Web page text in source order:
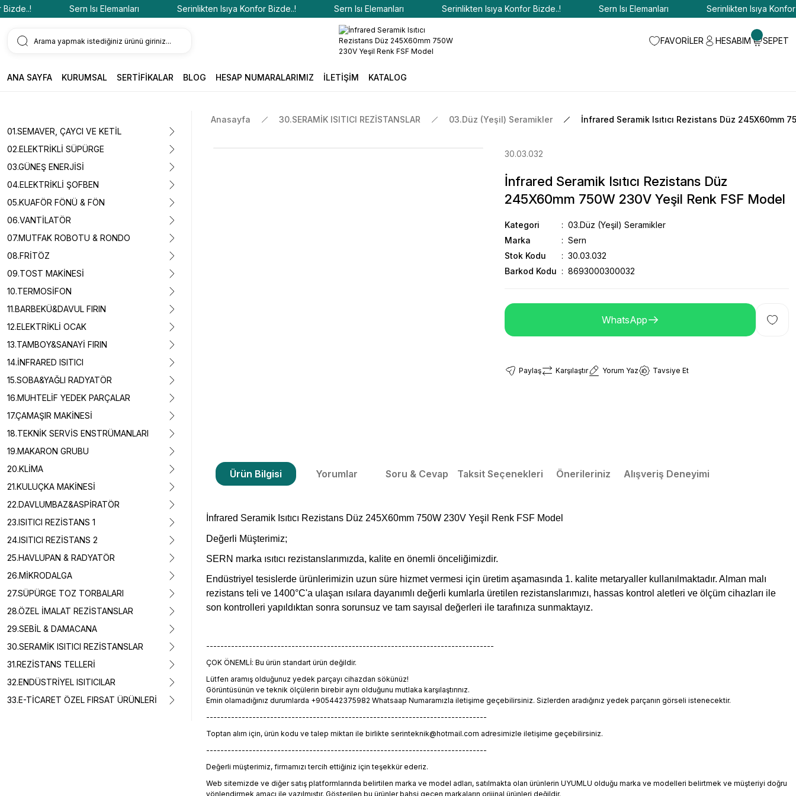
Sern Isı Elemanları Serinlikten Isıya Konfor Bizde..! Sern Isı Elemanları Serinlikten Isıya Konfor Bizde..! Sern Isı Elemanları Serinlikten Isıya Konfor Bizde..!
FAVORİLER HESABIM SEPET
ANA SAYFA KURUMSAL SERTİFİKALAR BLOG HESAP NUMARALARIMIZ İLETİŞİM KATALOG
01.SEMAVER, ÇAYCI VE KETİL
02.ELEKTRİKLİ SÜPÜRGE
03.GÜNEŞ ENERJİSİ
04.ELEKTRİKLİ ŞOFBEN
05.KUAFÖR FÖNÜ & FÖN
06.VANTİLATÖR
07.MUTFAK ROBOTU & RONDO
08.FRİTÖZ
09.TOST MAKİNESİ
10.TERMOSİFON
11.BARBEKÜ&DAVUL FIRIN
12.ELEKTRİKLİ OCAK
13.TAMBOY&SANAYİ FIRIN
14.İNFRARED ISITICI
15.SOBA&YAĞLI RADYATÖR
16.MUHTELİF YEDEK PARÇALAR
17.ÇAMAŞIR MAKİNESİ
18.TEKNİK SERVİS ENSTRÜMANLARI
19.MAKARON GRUBU
20.KLİMA
21.KULUÇKA MAKİNESİ
22.DAVLUMBAZ&ASPİRATÖR
23.ISITICI REZİSTANS 1
24.ISITICI REZİSTANS 2
25.HAVLUPAN & RADYATÖR
26.MİKRODALGA
27.SÜPÜRGE TOZ TORBALARI
28.ÖZEL İMALAT REZİSTANSLAR
29.SEBİL & DAMACANA
30.SERAMİK ISITICI REZİSTANSLAR
31.REZİSTANS TELLERİ
32.ENDÜSTRİYEL ISITICILAR
33.E-TİCARET ÖZEL FIRSAT ÜRÜNLERİ
Anasayfa 30.SERAMİK ISITICI REZİSTANSLAR 03.Düz (Yeşil) Seramikler İnfrared Seramik Isıtıcı Rezistans Düz 245X60mm
30.03.032
İnfrared Seramik Isıtıcı Rezistans Düz
245X60mm 750W 230V Yeşil Renk FSF Model
Kategori
03.Düz (Yeşil) Seramikler
Marka
Sern
Stok Kodu
30.03.032
Barkod Kodu
8693000300032
WhatsApp
Paylaş Karşılaştır Yorum Yaz Tavsiye Et
Ürün Bilgisi Yorumlar Soru & Cevap Taksit Seçenekleri Önerileriniz Alışveriş Deneyimi
İnfrared Seramik Isıtıcı Rezistans Düz 245X60mm 750W 230V Yeşil Renk FSF Model
Değerli Müşterimiz;
SERN marka ısıtıcı rezistanslarımızda, kalite en önemli önceliğimizdir.
Endüstriyel tesislerde ürünlerimizin uzun süre hizmet vermesi için üretim aşamasında 1. kalite metaryaller kullanılmaktadır. Alman malı
rezistans teli ve 1400°C'a ulaşan ısılara dayanımlı değerli kumlarla üretilen rezistanslarımızı, hassas kontrol aletleri ve ölçüm cihazları ile
son kontrolleri yapıldıktan sonra sorunsuz ve tam sayısal değerleri ile tarafınıza sunmaktayız.
---------------------------------------------------------------------------------
ÇOK ÖNEMLİ: Bu ürün standart ürün değildir.
Lütfen aramış olduğunuz yedek parçayı cihazdan sökünüz!
Görüntüsünün ve teknik ölçülerin birebir aynı olduğunu mutlaka karşılaştırınız.
Emin olamadığınız durumlarda +905442375982 Whatsaap Numaramızla iletişime geçebilirsiniz. Sizlerden aradığınız yedek parçanın görseli istenecektir.
-------------------------------------------------------------------------------
Toptan alım için, ürün kodu ve talep miktarı ile birlikte serinteknik@hotmail.com adresimizle iletişime geçebilirsiniz.
-------------------------------------------------------------------------------
Değerli müşterimiz, firmamızı tercih ettiğiniz için teşekkür ederiz.
Web sitemizde ve diğer satış platformlarında belirtilen marka ve model adları, satılmakta olan ürünlerin UYUMLU olduğu marka ve modelleri belirtmek ve müşteriyi doğru
yönlendirmek amacı ile yazılmıştır. Gösterilen bu ürünler bahsi geçen markaların orijinal ürünleri değildir.